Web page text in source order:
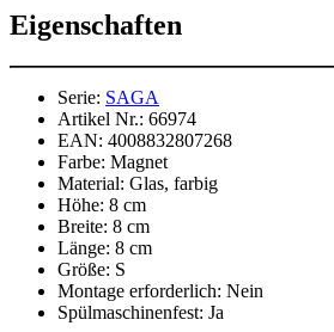
Eigenschaften
Serie: SAGA
Artikel Nr.: 66974
EAN: 4008832807268
Farbe: Magnet
Material: Glas, farbig
Höhe: 8 cm
Breite: 8 cm
Länge: 8 cm
Größe: S
Montage erforderlich: Nein
Spülmaschinenfest: Ja